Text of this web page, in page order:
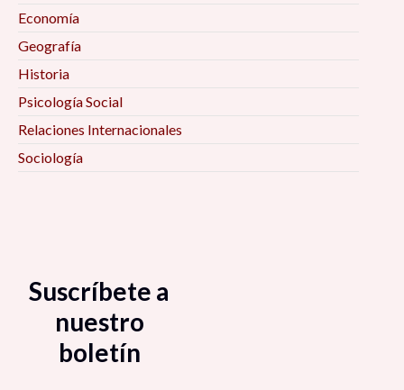
Economía
Geografía
Historia
Psicología Social
Relaciones Internacionales
Sociología
Suscríbete a
nuestro
boletín